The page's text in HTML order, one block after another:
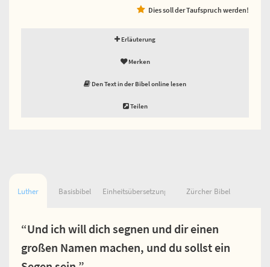
Dies soll der Taufspruch werden!
Erläuterung
Merken
Den Text in der Bibel online lesen
Teilen
Luther Basisbibel Einheitsübersetzung Zürcher Bibel
“Und ich will dich segnen und dir einen
großen Namen machen, und du sollst ein